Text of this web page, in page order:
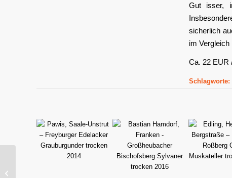
Gut isser,
sicherlich
im Vergleich
Ca. 22 EUR
Schlagworte:
Richard Östreicher,